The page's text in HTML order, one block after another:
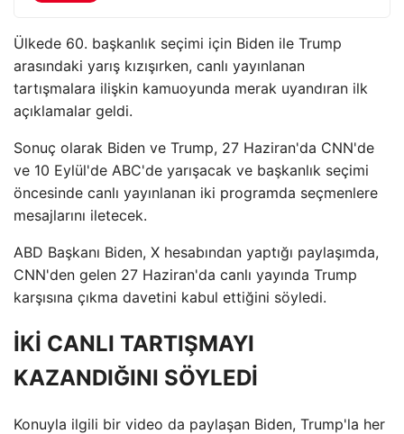
Ülkede 60. başkanlık seçimi için Biden ile Trump
arasındaki yarış kızışırken, canlı yayınlanan
tartışmalara ilişkin kamuoyunda merak uyandıran ilk
açıklamalar geldi.
Sonuç olarak Biden ve Trump, 27 Haziran'da CNN'de
ve 10 Eylül'de ABC'de yarışacak ve başkanlık seçimi
öncesinde canlı yayınlanan iki programda seçmenlere
mesajlarını iletecek.
ABD Başkanı Biden, X hesabından yaptığı paylaşımda,
CNN'den gelen 27 Haziran'da canlı yayında Trump
karşısına çıkma davetini kabul ettiğini söyledi.
İKİ CANLI TARTIŞMAYI
KAZANDIĞINI SÖYLEDİ
Konuyla ilgili bir video da paylaşan Biden, Trump'la her